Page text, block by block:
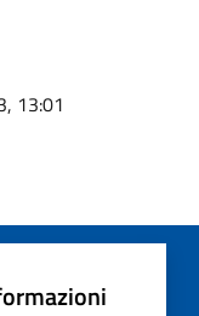
13:01